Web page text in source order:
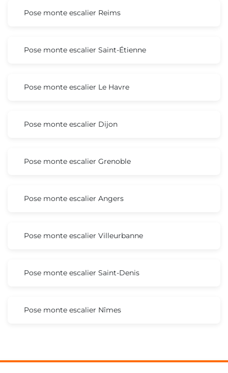
Pose monte escalier Reims
Pose monte escalier Saint-Étienne
Pose monte escalier Le Havre
Pose monte escalier Dijon
Pose monte escalier Grenoble
Pose monte escalier Angers
Pose monte escalier Villeurbanne
Pose monte escalier Saint-Denis
Pose monte escalier Nîmes